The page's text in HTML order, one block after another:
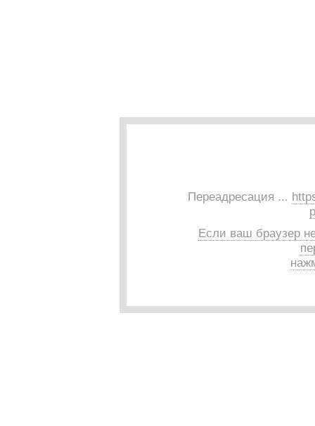
Переадресация ...
Если ваш браузер